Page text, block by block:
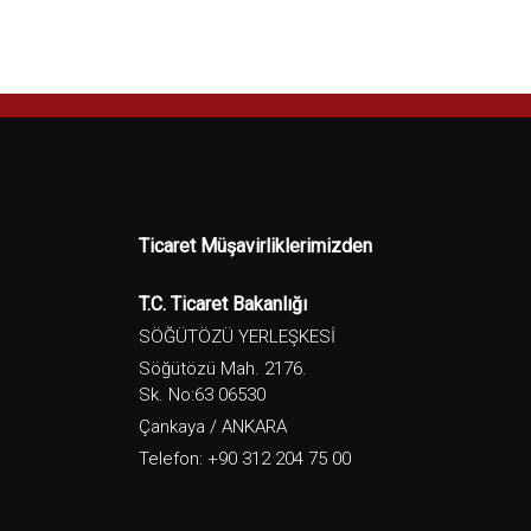
Ticaret Müşavirliklerimizden
T.C. Ticaret Bakanlığı
SÖĞÜTÖZÜ YERLEŞKESİ
Söğütözü Mah. 2176.
Sk. No:63 06530
Çankaya / ANKARA
Telefon: +90 312 204 75 00